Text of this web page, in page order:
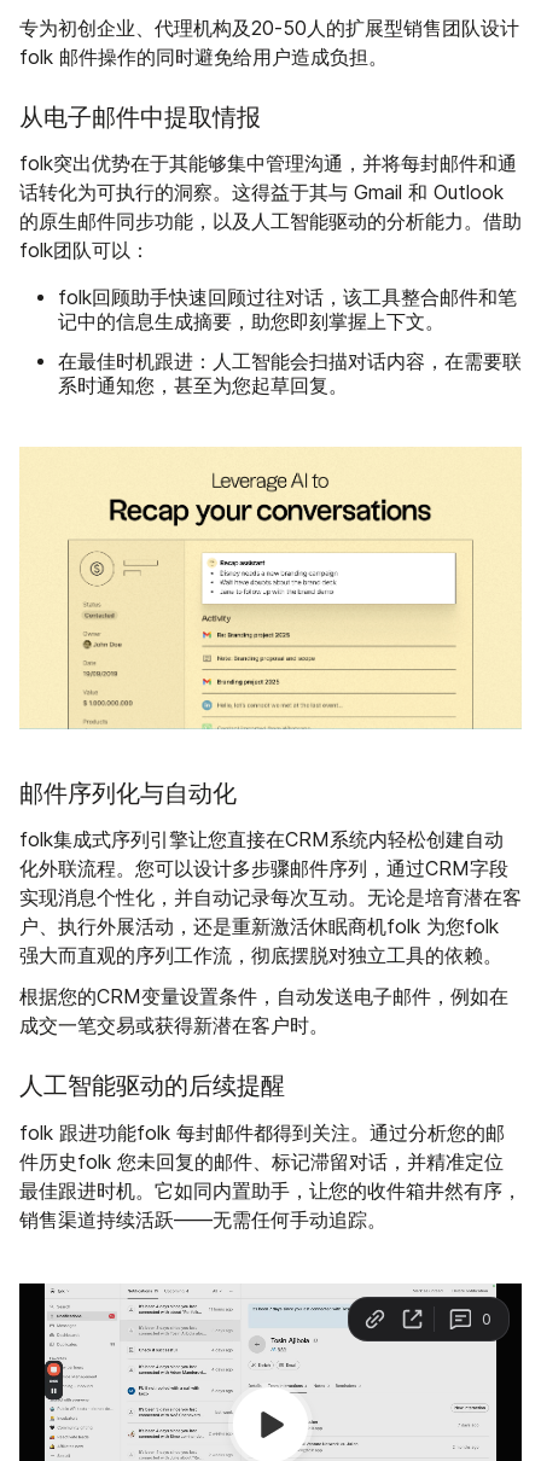
专为初创企业、代理机构及20-50人的扩展型销售团队设计
folk 邮件操作的同时避免给用户造成负担。
从电子邮件中提取情报
folk突出优势在于其能够集中管理沟通，并将每封邮件和通
话转化为可执行的洞察。这得益于其与 Gmail 和 Outlook
的原生邮件同步功能，以及人工智能驱动的分析能力。借助
folk团队可以：
folk回顾助手快速回顾过往对话， 该工具整合邮件和笔
记中的信息生成摘要，助您即刻掌握上下文。
在最佳时机跟进 ：人工智能会扫描对话内容，在需要联
系时通知您，甚至为您起草回复。
邮件序列化与自动化
folk集成式序列引擎让您直接在CRM系统内轻松创建自动
化外联流程。您可以设计多步骤邮件序列，通过CRM字段
实现消息个性化，并自动记录每次互动。无论是培育潜在客
户、执行外展活动，还是重新激活休眠商机folk 为您folk
强大而直观的序列工作流，彻底摆脱对独立工具的依赖。
根据您的CRM变量设置条件，自动发送电子邮件，例如在
成交一笔交易或获得新潜在客户时。
人工智能驱动的后续提醒
folk 跟进功能folk 每封邮件都得到关注。通过分析您的邮
件历史folk 您未回复的邮件、标记滞留对话，并精准定位
最佳跟进时机。它如同内置助手，让您的收件箱井然有序，
销售渠道持续活跃——无需任何手动追踪。